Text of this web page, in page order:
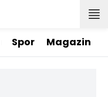
Spor Magazin